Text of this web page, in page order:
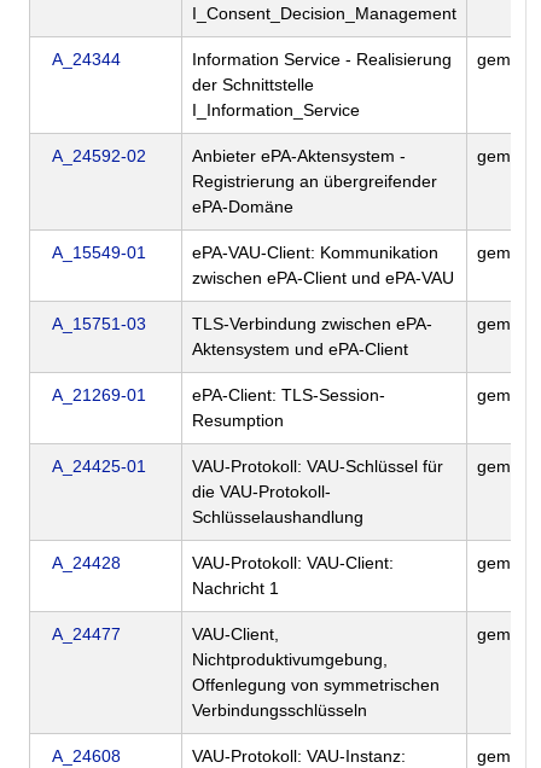
I_Consent_Decision_Management
A_24344
Information Service - Realisierung
der Schnittstelle
I_Information_Service
A_24592-02
Anbieter ePA-Aktensystem -
Registrierung an übergreifender
ePA-Domäne
A_15549-01
ePA-VAU-Client: Kommunikation
zwischen ePA-Client und ePA-VAU
A_15751-03
TLS-Verbindung zwischen ePA-
Aktensystem und ePA-Client
A_21269-01
ePA-Client: TLS-Session-
Resumption
A_24425-01
VAU-Protokoll: VAU-Schlüssel für
die VAU-Protokoll-
Schlüsselaushandlung
A_24428
VAU-Protokoll: VAU-Client:
Nachricht 1
A_24477
VAU-Client,
Nichtproduktivumgebung,
Offenlegung von symmetrischen
Verbindungsschlüsseln
A_24608
VAU-Protokoll: VAU-Instanz: